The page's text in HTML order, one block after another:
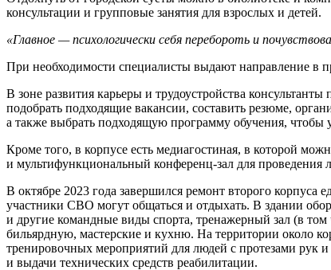
консультации и групповые занятия для взрослых и детей.
«Главное — психологически себя перебороть и
При необходимости специалисты выдают направление в
В зоне развития карьеры и трудоустройства
подобрать подходящие вакансии, составить резюме,
а также выбрать подходящую программу обучения, чтобы
Кроме того, в корпусе есть медиагостиная, в которой
и мультифункциональный конференц-зал для проведения
В октябре 2023 года завершился ремонт второго корпуса
участники СВО могут общаться и отдыхать. В здании
и другие командные виды спорта, тренажерный зал (в
бильярдную, мастерские и кухню. На территории около
тренировочных мероприятий для людей с протезами рук
и выдачи технических средств реабилитации.